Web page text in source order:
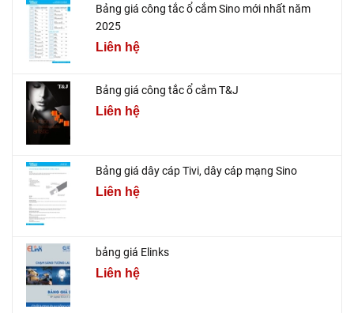
Bảng giá công tắc ổ cắm Sino mới nhất năm
2025
Liên hệ
Bảng giá công tắc ổ cắm T&J
Liên hệ
Bảng giá dây cáp Tivi, dây cáp mạng Sino
Liên hệ
bảng giá Elinks
Liên hệ